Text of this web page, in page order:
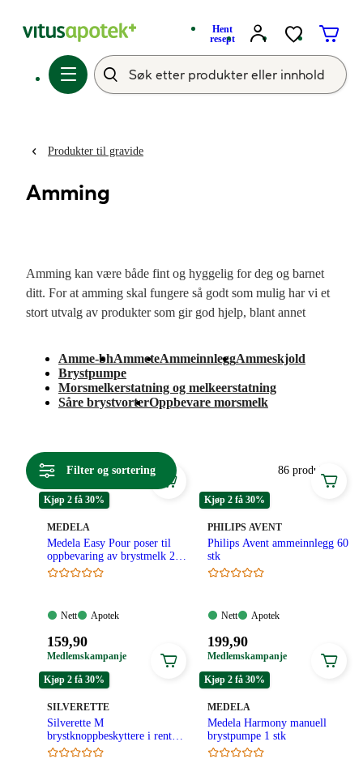
Hent
resept
Produkter til gravide
Amming
Amming kan være både fint og hyggelig for deg og barnet
ditt. For at amming skal fungere så godt som mulig har vi et
stort utvalg av produkter som gir god hjelp, blant annet
til amming.
Les alt om amming, råd og tips her.
Amme-bhAmmeteAmmeinnleggAmmeskjold
Brystpumpe
Morsmelkerstatning og melkeerstatning
Såre brystvorterOppbevare morsmelk
Filter og sortering 86 produkter
Kjøp 2 få 30%
MERKE:
MEDELA
Medela Easy Pour poser til
oppbevaring av brystmelk 25
stk
Nett:
Nett
Apotek:
Apotek
Pris:
159,90
kroner.
159,90
Medlemskampanje
Kjøp 2 få 30%
MERKE:
PHILIPS AVENT
Philips Avent ammeinnlegg 60
stk
Nett:
Nett
Apotek:
Apotek
Pris:
199,90
kroner.
199,90
Medlemskampanje
Kjøp 2 få 30%
MERKE:
SILVERETTE
Silverette M
brystknoppbeskyttere i rent
sølv 1 par
Kjøp 2 få 30%
MERKE:
MEDELA
Medela Harmony manuell
brystpumpe 1 stk